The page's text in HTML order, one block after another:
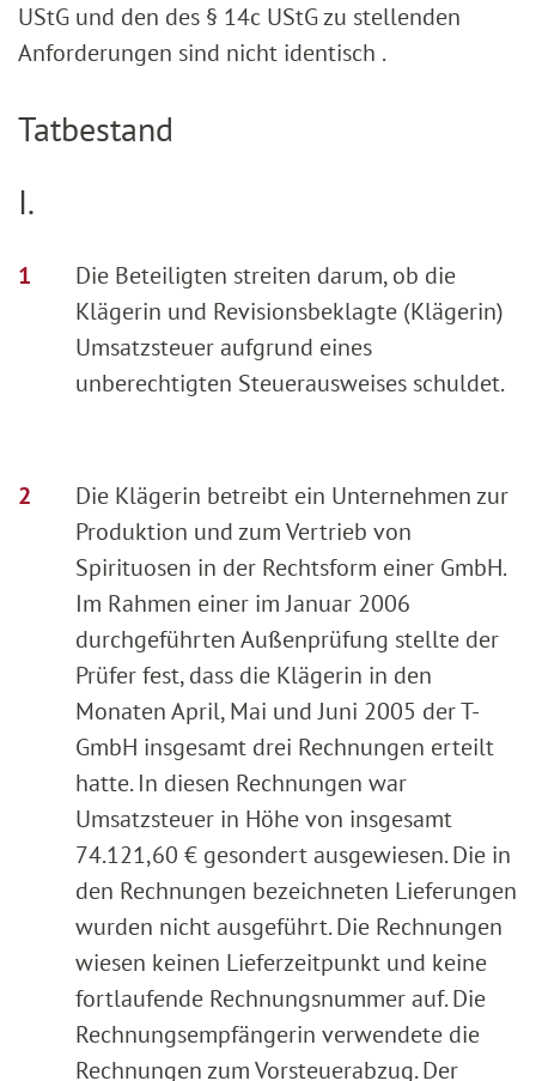
UStG und den des § 14c UStG zu stellenden
Anforderungen sind nicht identisch .
Tatbestand
I.
Die Beteiligten streiten darum, ob die
Klägerin und Revisionsbeklagte (Klägerin)
Umsatzsteuer aufgrund eines
unberechtigten Steuerausweises schuldet.
Die Klägerin betreibt ein Unternehmen zur
Produktion und zum Vertrieb von
Spirituosen in der Rechtsform einer GmbH.
Im Rahmen einer im Januar 2006
durchgeführten Außenprüfung stellte der
Prüfer fest, dass die Klägerin in den
Monaten April, Mai und Juni 2005 der T-
GmbH insgesamt drei Rechnungen erteilt
hatte. In diesen Rechnungen war
Umsatzsteuer in Höhe von insgesamt
74.121,60 € gesondert ausgewiesen. Die in
den Rechnungen bezeichneten Lieferungen
wurden nicht ausgeführt. Die Rechnungen
wiesen keinen Lieferzeitpunkt und keine
fortlaufende Rechnungsnummer auf. Die
Rechnungsempfängerin verwendete die
Rechnungen zum Vorsteuerabzug. Der